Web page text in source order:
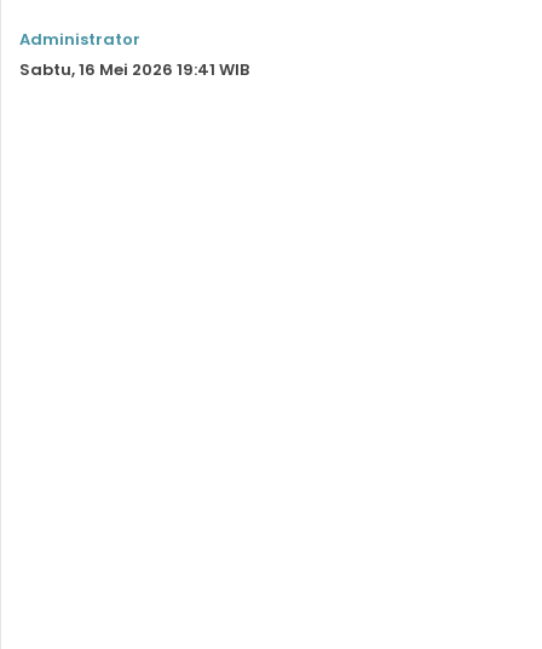
Administrator
Sabtu, 16 Mei 2026 19:41 WIB